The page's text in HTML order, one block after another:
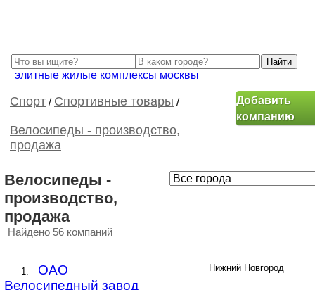
элитные жилые комплексы москвы
Спорт / Спортивные товары /
Велосипеды - производство,
продажа
Добавить
компанию
Велосипеды -
производство,
продажа
Найдено 56 компаний
1.
ОАО
Велосипедный завод
Нижний Новгород